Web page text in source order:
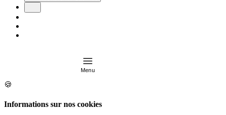
Menu
🍪
Informations sur nos cookies